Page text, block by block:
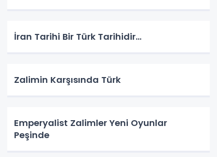
İran Tarihi Bir Türk Tarihidir...
Zalimin Karşısında Türk
Emperyalist Zalimler Yeni Oyunlar
Peşinde